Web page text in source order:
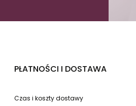
PŁATNOŚCI I DOSTAWA
Czas i koszty dostawy